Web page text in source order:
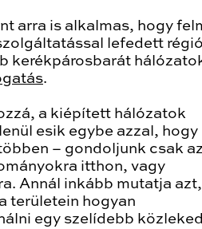
arra is alkalmas, hogy
lefedett
kerékpárosbarát
.
a kiépített hálózatok
esik egybe azzal, hogy
– gondoljunk csak
itthon, vagy
Annál inkább mutatja
területein hogyan
egy szelídebb